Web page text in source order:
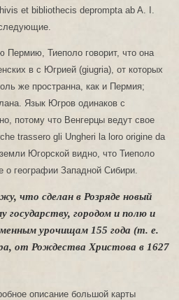
et bibliothecis deprompta ab A. I.
Пермию, Тиеполо говорит, что она
в с Югрией (giugria), от которых
же пространна, как и Пермия;
Язык Югров одинаков с
потому что Венгерцы ведут свое
trassero gli Ungheri la loro origine da
Югорской видно, что Тиеполо
о географии Западной Сибири.
что сделан в Розряде новый
государству, городом и полю и
урочищам 155 года (т. е.
от Рождества Христова в 1627
описание большой карты